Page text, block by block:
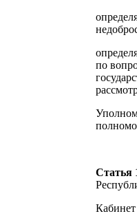
по
Статья